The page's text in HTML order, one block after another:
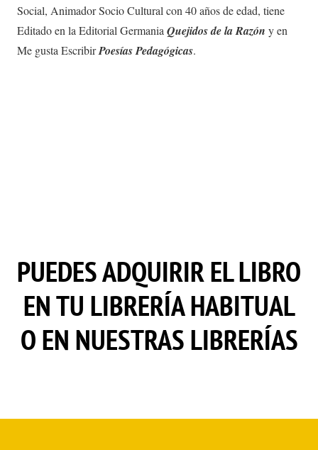
Social, Animador Socio Cultural con 40 años de edad, tiene
Editado en la Editorial Germania Quejidos de la Razón y en
Me gusta EscribirPoesías Pedagógicas.
PUEDES ADQUIRIR EL LIBRO
EN TU LIBRERÍA HABITUAL
O EN NUESTRAS LIBRERÍAS